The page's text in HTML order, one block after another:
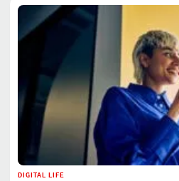
DIGITAL LIFE